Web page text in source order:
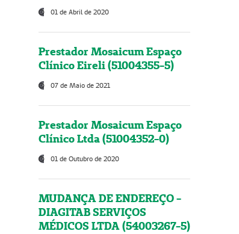
01 de Abril de 2020
Prestador Mosaicum Espaço
Clínico Eireli (51004355-5)
07 de Maio de 2021
Prestador Mosaicum Espaço
Clínico Ltda (51004352-0)
01 de Outubro de 2020
MUDANÇA DE ENDEREÇO -
DIAGITAB SERVIÇOS
MÉDICOS LTDA (54003267-5)